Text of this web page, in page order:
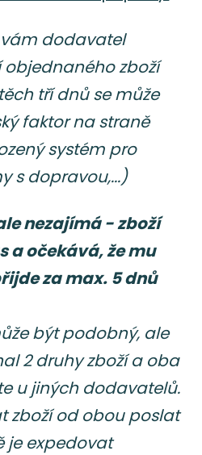
vám dodavatel
zboží
tří dnů se může
faktor na straně
systém pro
s dopravou,...)
nezajímá - zboží
a očekává, že mu
za max. 5 dnů
být podobný, ale
2 druhy zboží a oba
u jiných dodavatelů.
zboží od obou poslat
je expedovat